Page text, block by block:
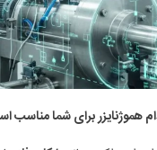
هموژنایزر برای شما مناسب